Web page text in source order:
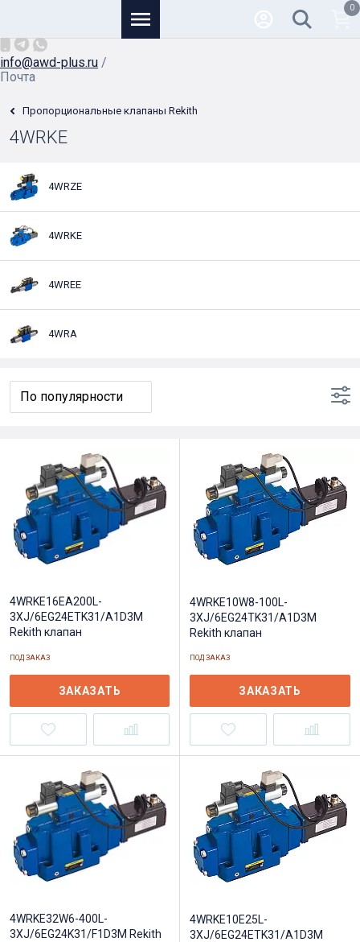
info@awd-plus.ru /
Почта
0
Пропорциональные клапаны Rekith
4WRKE
4WRZE
4WRKE
4WREE
4WRA
4WRKE16EA200L-
3XJ/6EG24ETK31/A1D3M
Rekith клапан
ПОД ЗАКАЗ
ЗАКАЗАТЬ
4WRKE10W8-100L-
3XJ/6EG24TK31/A1D3M
Rekith клапан
ПОД ЗАКАЗ
ЗАКАЗАТЬ
4WRKE32W6-400L-
3XJ/6EG24K31/F1D3M Rekith
4WRKE10E25L-
3XJ/6EG24ETK31/A1D3M